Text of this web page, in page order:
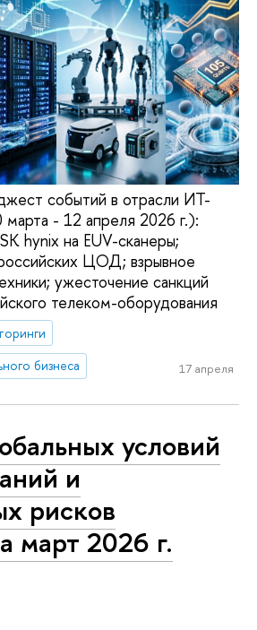
событий в отрасли ИТ-
- 12 апреля 2026 г.):
hynix на EUV-сканеры;
ЦОД; взрывное
ужесточение санкций
телеком-оборудования
бизнеса
17 апреля
условий
и
рисков
март 2026 г.